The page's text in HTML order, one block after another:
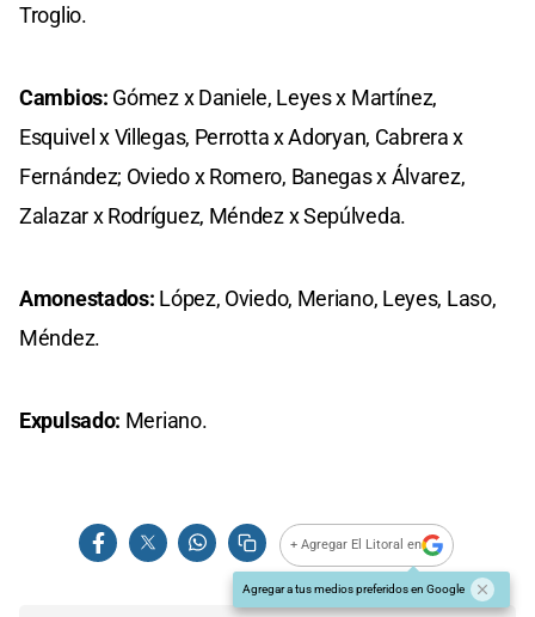
Troglio.
Cambios: Gómez x Daniele, Leyes x Martínez,
Esquivel x Villegas, Perrotta x Adoryan, Cabrera x
Fernández; Oviedo x Romero, Banegas x Álvarez,
Zalazar x Rodríguez, Méndez x Sepúlveda.
Amonestados: López, Oviedo, Meriano, Leyes, Laso,
Méndez.
Expulsado: Meriano.
+ Agregar El Litoral en
Agregar a tus medios preferidos en Google